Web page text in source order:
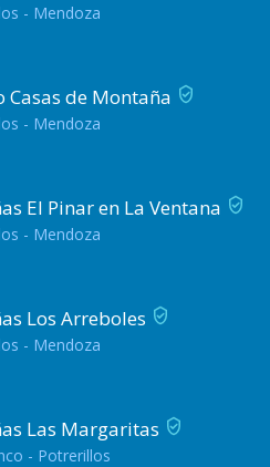
- Mendoza
Casas de Montaña
- Mendoza
El Pinar en La Ventana
- Mendoza
Los Arreboles
- Mendoza
Las Margaritas
- Potrerillos